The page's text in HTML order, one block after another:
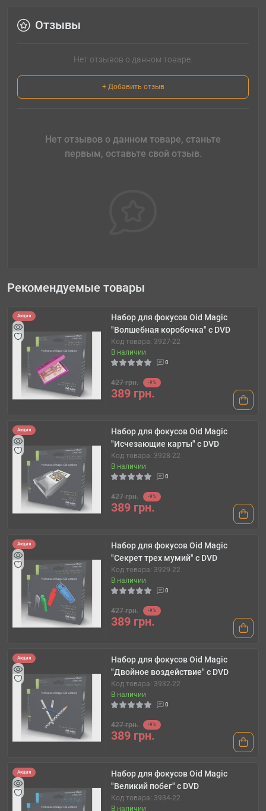
Отзывы
Нет отзывов о данном товаре.
+ Добавить отзыв
Нет отзывов о данном товаре, станьте
первым, оставьте свой отзыв.
Рекомендуемые товары
Акция
Набор для фокусов Oid Magic
"Волшебная коробочка" с DVD
Код товара: 3927-22
В наличии
0
427 грн. -9%
389 грн.
Акция
Набор для фокусов Oid Magic
"Исчезающие карты" с DVD
Код товара: 3928-22
В наличии
0
427 грн. -9%
389 грн.
Акция
Набор для фокусов Oid Magic
"Секрет трех мумий" с DVD
Код товара: 3929-22
В наличии
0
427 грн. -9%
389 грн.
Акция
Набор для фокусов Oid Magic
"Двойное воздействие" с DVD
Код товара: 3932-22
В наличии
0
427 грн. -9%
389 грн.
Акция
Набор для фокусов Oid Magic
"Великий побег" с DVD
Код товара: 3934-22
В наличии